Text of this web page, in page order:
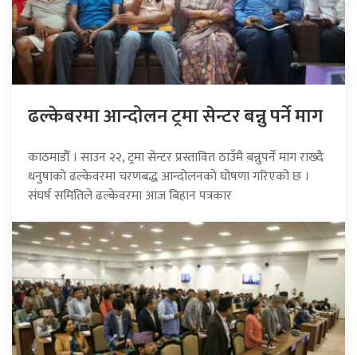
ढल्केबरमा आन्दोलन ट्रमा सेन्टर बन्नु पर्ने माग
काठमाडौँ । साउन २२, ट्रमा सेन्टर प्रस्तावित ठाउँमै बन्नुपर्ने माग राख्दै
धनुषाको ढल्केवरमा चरणबद्ध आन्दोलनको घोषणा गरिएको छ ।
संघर्ष समितिले ढल्केवरमा आज बिहान पत्रकार